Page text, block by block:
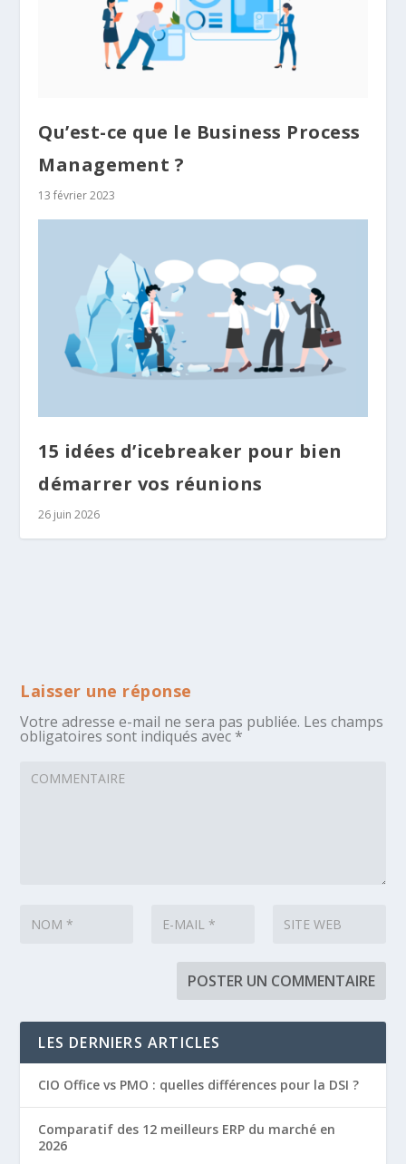
Qu’est-ce que le Business Process
Management ?
13 février 2023
15 idées d’icebreaker pour bien
démarrer vos réunions
26 juin 2026
Laisser une réponse
Votre adresse e-mail ne sera pas publiée. Les champs
obligatoires sont indiqués avec *
LES DERNIERS ARTICLES
CIO Office vs PMO : quelles différences pour la DSI ?
Comparatif des 12 meilleurs ERP du marché en
2026